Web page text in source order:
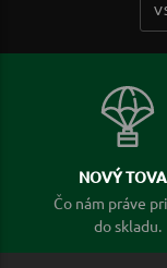
NOVÝ
Čo nám práve
do skladu.